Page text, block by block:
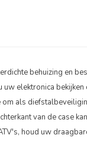
behuizing en
uw elektronica
als
van de case
houd uw